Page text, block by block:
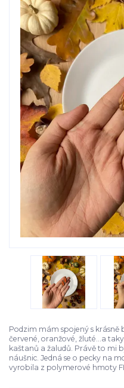
Podzim mám spojený s
červené, oranžové, žluté...a
kaštanů a žaludů. Právě to mi
náušnic. Jedná se o pecky na
vyrobila z polymerové hmoty